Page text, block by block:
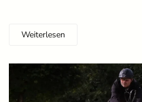
Weiterlesen